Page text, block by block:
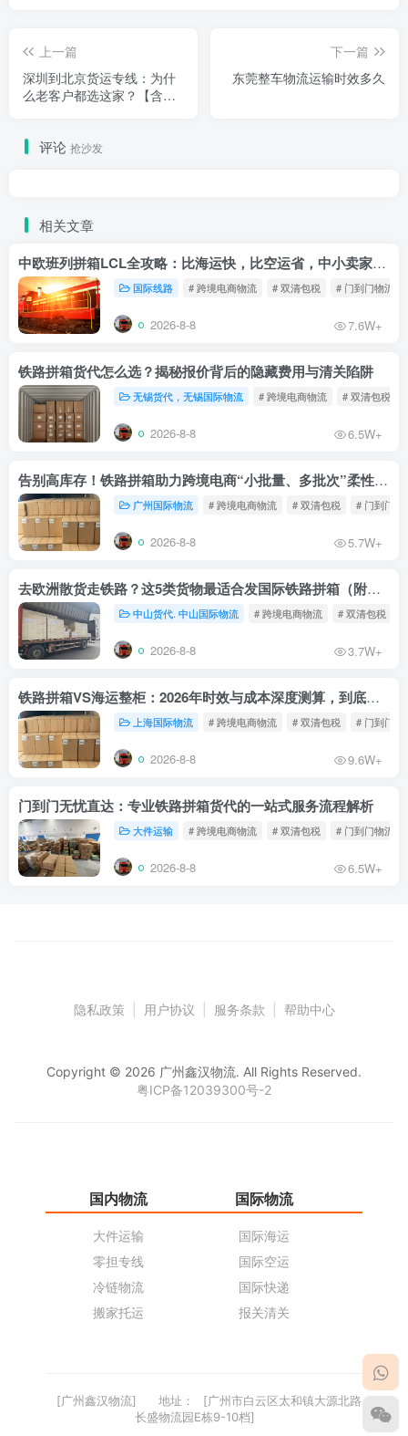
上一篇
深圳到北京货运专线：为什
么老客户都选这家？【含真
下一篇
东莞整车物流运输时效多久
评论 抢沙发
相关文章
中欧班列拼箱LCL全攻略：比海运快，比空运省，中小卖家的物流新宠！
国际线路 # 跨境电商物流 # 双清包税 # 门到门物流
2026-8-8 7.6W+
铁路拼箱货代怎么选？揭秘报价背后的隐藏费用与清关陷阱
无锡货代，无锡国际物流 # 跨境电商物流 # 双清包税
2026-8-8 6.5W+
告别高库存！铁路拼箱助力跨境电商“小批量、多批次”柔性补货
广州国际物流 # 跨境电商物流 # 双清包税 # 门到门物
2026-8-8 5.7W+
去欧洲散货走铁路？这5类货物最适合发国际铁路拼箱（附禁运清单）
中山货代. 中山国际物流 # 跨境电商物流 # 双清包税
2026-8-8 3.7W+
铁路拼箱VS海运整柜：2026年时效与成本深度测算，到底能省多少钱？
上海国际物流 # 跨境电商物流 # 双清包税 # 门到门物
2026-8-8 9.6W+
门到门无忧直达：专业铁路拼箱货代的一站式服务流程解析
大件运输 # 跨境电商物流 # 双清包税 # 门到门物流
2026-8-8 6.5W+
隐私政策 用户协议 服务条款 帮助中心
Copyright © 2026 广州鑫汉物流. All Rights Reserved.
粤ICP备12039300号-2
国内物流
大件运输
零担专线
冷链物流
搬家托运
国际物流
国际海运
国际空运
国际快递
报关清关
[广州鑫汉物流] 地址：
[广州市白云区太和镇大源北路
长盛物流园E栋9-10档]